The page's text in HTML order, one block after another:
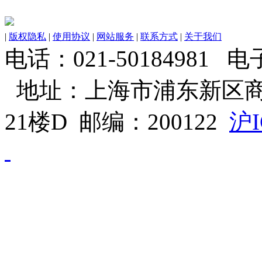
| 版权隐私 | 使用协议 | 网站服务 | 联系方式 | 关于我们
电话：021-50184981 电
地址：上海市浦东新区
21楼D 邮编：200122 沪